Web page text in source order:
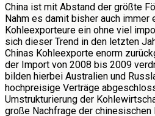
China ist mit Abstand der größte
Nahm es damit bisher auch immer
Kohleexporteure ein ohne viel
sich dieser Trend in den letzten
Chinas Kohleexporte enorm
der Import von 2008 bis 2009
bilden hierbei Australien und
hochpreisige Verträge
Umstrukturierung der
große Nachfrage der chinesischen